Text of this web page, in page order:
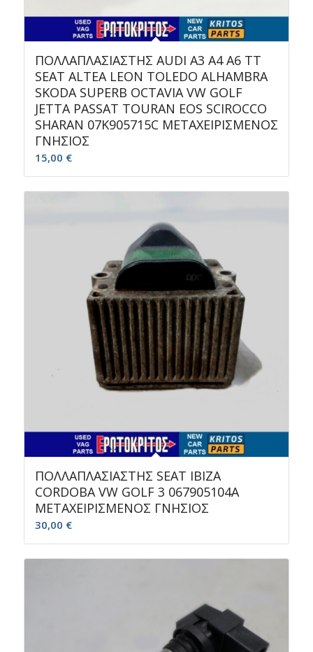
ΠΟΛΛΑΠΛΑΣΙΑΣΤΗΣ AUDI A3 A4 A6 TT
SEAT ALTEA LEON TOLEDO ALHAMBRA
SKODA SUPERB OCTAVIA VW GOLF
JETTA PASSAT TOURAN EOS SCIROCCO
SHARAN 07K905715C ΜΕΤΑΧΕΙΡΙΣΜΕΝΟΣ
ΓΝΗΣΙΟΣ
15,00 €
ΠΟΛΛΑΠΛΑΣΙΑΣΤΗΣ SEAT IBIZA
CORDOBA VW GOLF 3 067905104A
ΜΕΤΑΧΕΙΡΙΣΜΕΝΟΣ ΓΝΗΣΙΟΣ
30,00 €